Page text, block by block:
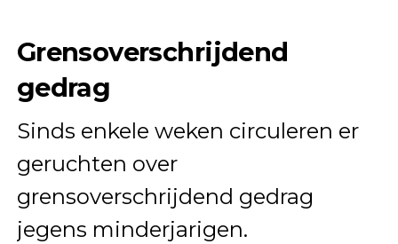
Grensoverschrijdend
gedrag
Sinds enkele weken circuleren er
geruchten over
grensoverschrijdend gedrag
jegens minderjarigen.